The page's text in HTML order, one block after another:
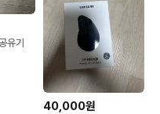
유기
40,000원